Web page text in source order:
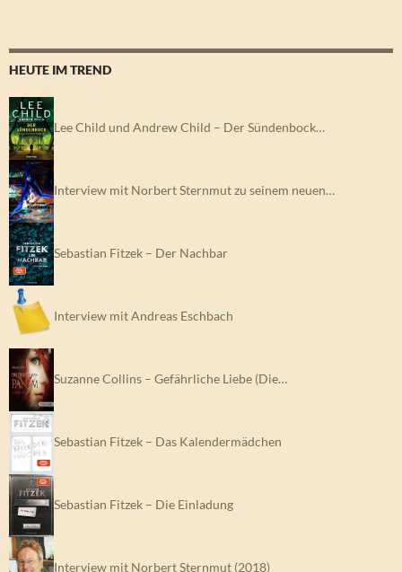
HEUTE IM TREND
Lee Child und Andrew Child – Der Sündenbock…
Interview mit Norbert Sternmut zu seinem neuen…
Sebastian Fitzek – Der Nachbar
Interview mit Andreas Eschbach
Suzanne Collins – Gefährliche Liebe (Die…
Sebastian Fitzek – Das Kalendermädchen
Sebastian Fitzek – Die Einladung
Interview mit Norbert Sternmut (2018)